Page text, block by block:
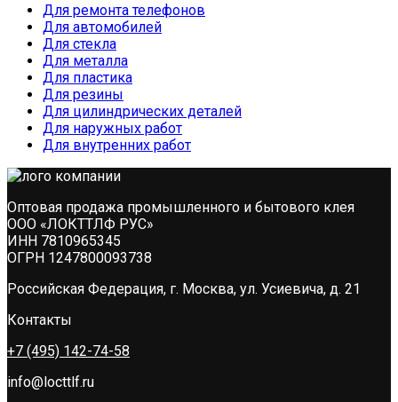
Для ремонта телефонов
Для автомобилей
Для стекла
Для металла
Для пластика
Для резины
Для цилиндрических деталей
Для наружных работ
Для внутренних работ
Оптовая продажа промышленного и бытового клея
ООО «ЛОКТТЛФ РУС»
ИНН 7810965345
ОГРН 1247800093738
Российская Федерация, г. Москва, ул. Усиевича, д. 21
Контакты
+7 (495) 142-74-58
info@locttlf.ru